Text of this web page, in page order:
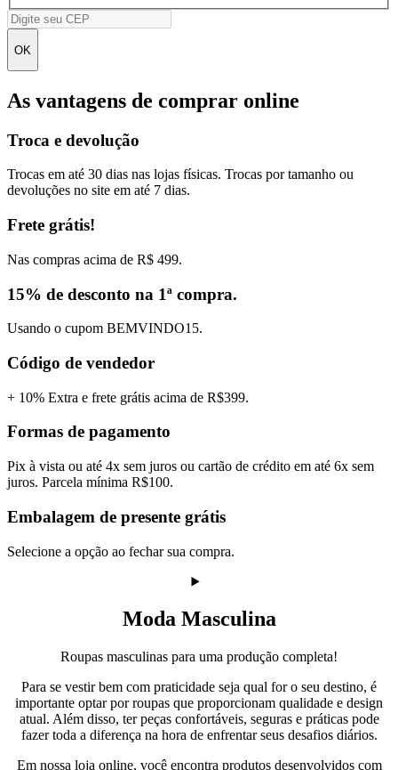
OK
As vantagens de comprar online
Troca e devolução
Trocas em até 30 dias nas lojas físicas. Trocas por tamanho ou
devoluções no site em até 7 dias.
Frete grátis!
Nas compras acima de R$ 499.
15% de desconto na 1ª compra.
Usando o cupom BEMVINDO15.
Código de vendedor
+ 10% Extra e frete grátis acima de R$399.
Formas de pagamento
Pix à vista ou até 4x sem juros ou cartão de crédito em até 6x sem
juros. Parcela mínima R$100.
Embalagem de presente grátis
Selecione a opção ao fechar sua compra.
Moda Masculina
Roupas masculinas para uma produção completa!
Para se vestir bem com praticidade seja qual for o seu destino, é
importante optar por roupas que proporcionam qualidade e design
atual. Além disso, ter peças confortáveis, seguras e práticas pode
fazer toda a diferença na hora de enfrentar seus desafios diários.
Em nossa loja online, você encontra produtos desenvolvidos com